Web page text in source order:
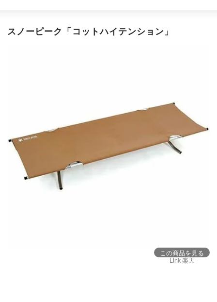
スノーピーク「コットハイテンション」
この商品を見る
Link 楽天